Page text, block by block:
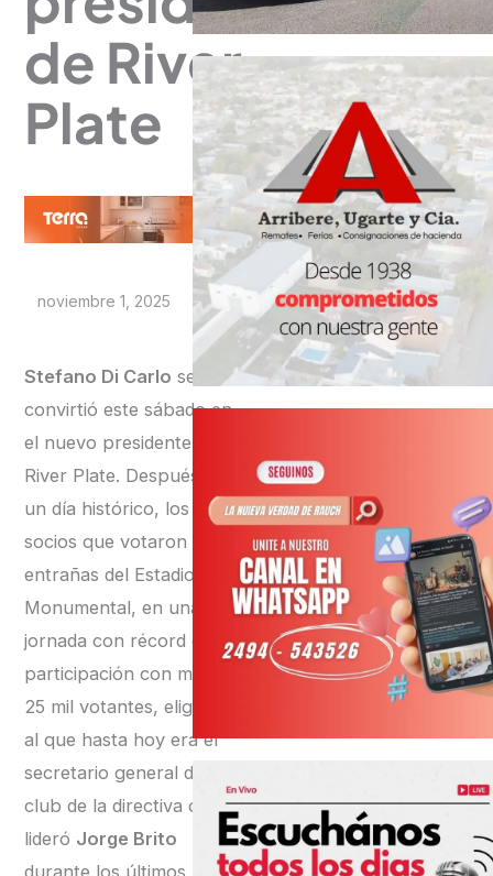
de River
Plate
noviembre 1, 2025
Stefano Di Carlo se
convirtió este sábado en
el nuevo presidente de
River Plate. Después de
un día histórico, los
socios que votaron en las
entrañas del Estadio Más
Monumental, en una
jornada con récord de
participación con más de
25 mil votantes, eligieron
al que hasta hoy era el
secretario general del
club de la directiva que
lideró Jorge Brito
durante los últimos